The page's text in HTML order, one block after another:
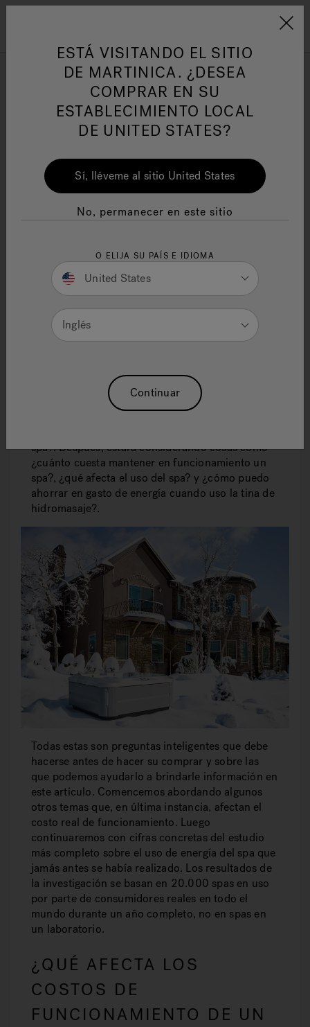
Jacuzzi&reg; Latin
Responsabilidad Social
HIDROMASAJE
¿CUÁNTO CUESTA TENER
EN FUNCIONAMIENTO UNA
TINA DE HIDROMASAJE Y
CÓMO AFECTA EL USO DE
ENERGÍA?
Escrito por Ashley Field
Cuando esté considerando comprar una tina de
spa?. Después, estará considerando cosas cómo
¿cuánto cuesta mantener en funcionamiento un
spa?, ¿qué afecta el uso del spa? y ¿cómo puedo
ahorrar en gasto de energía cuando uso la tina de
hidromasaje?.
Todas estas son preguntas inteligentes que debe
hacerse antes de hacer su comprar y sobre las
que podemos ayudarlo a brindarle información en
este artículo. Comencemos abordando algunos
otros temas que, en última instancia, afectan el
costo real de funcionamiento. Luego
continuaremos con cifras concretas del estudio
más completo sobre el uso de energía del spa que
jamás antes se había realizado. Los resultados de
la investigación se basan en 20.000 spas en uso
por parte de consumidores reales en todo el
mundo durante un año completo, no en spas en
un laboratorio.
¿QUÉ AFECTA LOS
COSTOS DE
FUNCIONAMIENTO DE UN
ESTÁ VISITANDO EL SITIO
DE MARTINICA. ¿DESEA
COMPRAR EN SU
ESTABLECIMIENTO LOCAL
DE UNITED STATES?
Sí, lléveme al sitio United States
No, permanecer en este sitio
O ELIJA SU PAÍS E IDIOMA
United States
Inglés
Continuar